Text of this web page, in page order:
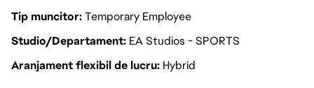
Tip muncitorTemporary Employee
Studio/Departament EA Studios - SPORTS
Aranjament flexibil de lucru Hybrid